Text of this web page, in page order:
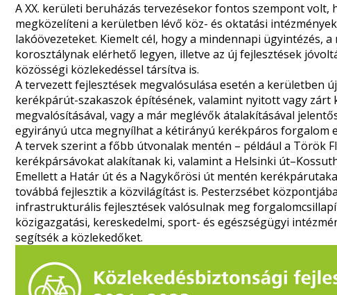
A XX. kerületi beruházás tervezésekor fontos szempont
megközelíteni a kerületben lévő köz- és oktatási
lakóövezeteket. Kiemelt cél, hogy a mindennapi ügyintézés,
korosztálynak elérhető legyen, illetve az új fejlesztések
közösségi közlekedéssel társítva is.
A tervezett fejlesztések megvalósulása esetén a
kerékpárút-szakaszok építésének, valamint nyitott vagy
megvalósításával, vagy a már meglévők átalakításával
egyirányú utca megnyílhat a kétirányú kerékpáros
A tervek szerint a főbb útvonalak mentén – például a Török
kerékpársávokat alakítanak ki, valamint a Helsinki
Emellett a Határ út és a Nagykőrösi út mentén
továbbá fejlesztik a közvilágítást is. Pesterzsébet
infrastrukturális fejlesztések valósulnak meg
közigazgatási, kereskedelmi, sport- és egészségügyi
segítsék a közlekedőket.